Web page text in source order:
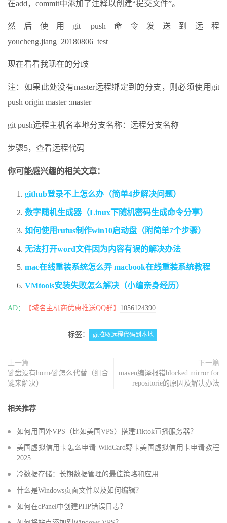
在add，commit中添加了注释以创建“提交文件”。
然后使用git push命令发送到远程
youcheng.jiang_20180806_test
现在看看我现在的分歧
注：如果此处没有master远程绑定到的分支，则必须使用git
push origin master :master
git push远程主机名本地分支名称：远程分支名称
步骤5，查看远程代码
你可能感兴趣的相关文章：
github登录不上怎么办（简单4步解决问题）
数字随机生成器（Linux下随机密码生成命令分享）
如何使用rufus制作win10启动盘（附简单7个步骤）
无法打开word文件因为内容有误的解决办法
mac在线重装系统怎么弄 macbook在线重装系统教程
VMtools安装失败怎么解决（小编亲身经历）
AD： 【域名主机商优惠推送QQ群】 1056124390
标签： git拉取远程代码到本地
上一篇
键盘没有home键怎么代替（组合
键来解决）
下一篇
maven编译报错blocked mirror for
repositorie的原因及解决办法
相关推荐
如何用国外VPS（比如美国VPS）搭建Tiktok直播服务器？
美国虚拟信用卡怎么申请 WildCard野卡美国虚拟信用卡申请教程
2025
冷数据存储：长期数据管理的最佳策略和应用
什么是Windows页面文件以及如何编辑？
如何在cPanel中创建PHP错误日志？